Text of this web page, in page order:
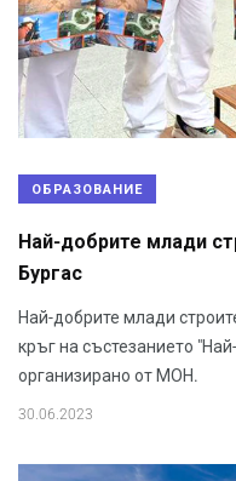
ОБРАЗОВАНИЕ
Най-добрите млади
Бургас
Най-добрите млади
кръг на състезанието
организирано от МОН.
30.06.2023